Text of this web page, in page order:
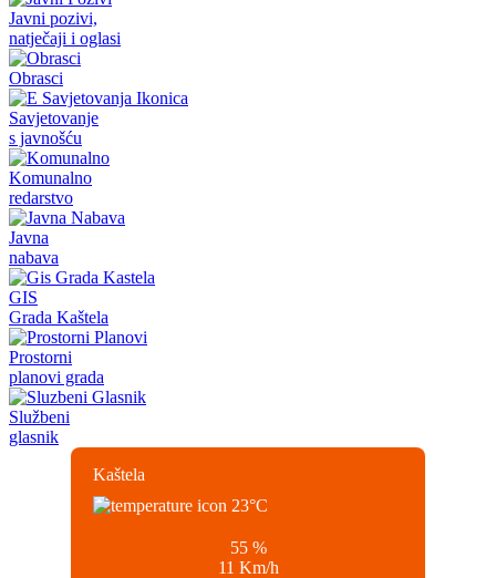
Javni pozivi,
natječaji i oglasi
Obrasci
Savjetovanje
s javnošću
Komunalno
redarstvo
Javna
nabava
GIS
Grada Kaštela
Prostorni
planovi grada
Službeni
glasnik
Kaštela
23°C
55 %
11 Km/h